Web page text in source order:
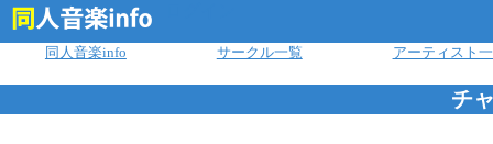
同人音楽info サークル一覧 アーティスト
チ